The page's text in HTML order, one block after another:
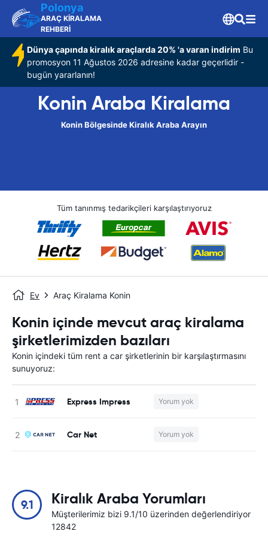
Polonya
ARAÇ KİRALAMA
REHBERİ
Dünya çapında kiralık araçlarda 20% 'a varan indirim Bu
promosyon 11 Ağustos 2026 adresine kadar geçerlidir -
bugün yararlanın!
Konin Araba Kiralama
Konin Bölgesinde Kiralık Araba Arayın
Tüm tanınmış tedarikçileri karşılaştırıyoruz
Ev Araç Kiralama Konin
Konin içinde mevcut araç kiralama
şirketlerimizden bazıları
Konin içindeki tüm rent a car şirketlerinin bir karşılaştırmasını
sunuyoruz:
Express Impress Yorum yok
Car Net Yorum yok
9.1 Kiralık Araba Yorumları
Müşterilerimiz bizi 9.1/10 üzerinden değerlendiriyor
12842